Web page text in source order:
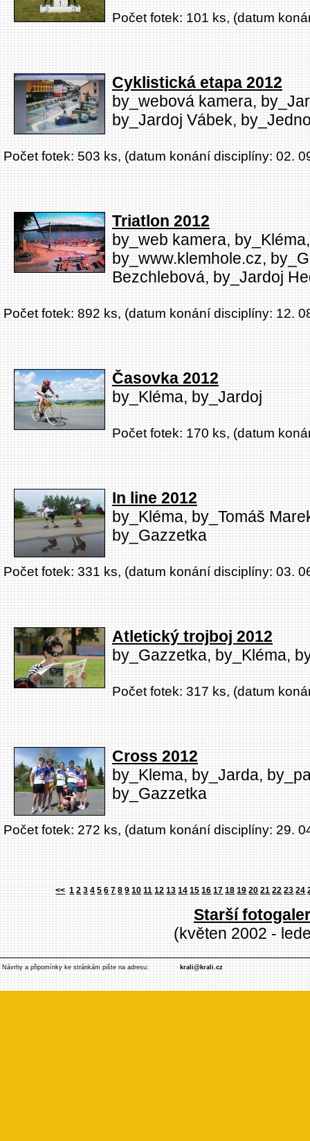
Počet fotek: 101 ks, (datum
Cyklistická etapa 2012
by_webová kamera,
by_Jardoj Vábek,
Počet fotek: 503 ks, (datum konání disciplíny: 02.
Triatlon 2012
by_web kamera,
by_www.klemhole.cz,
Bezchlebová, by_Jardoj
Počet fotek: 892 ks, (datum konání disciplíny: 12.
Časovka 2012
by_Kléma, by_Jardoj
Počet fotek: 170 ks, (datum
In line 2012
by_Kléma, by_Tomáš
by_Gazzetka
Počet fotek: 331 ks, (datum konání disciplíny: 03.
Atletický trojboj 2012
by_Gazzetka, by_Kléma,
Počet fotek: 317 ks, (datum
Cross 2012
by_Klema, by_Jarda,
by_Gazzetka
Počet fotek: 272 ks, (datum konání disciplíny: 29.
<< 1 2 3 4 5 6 7 8 9 10 11 12 13 14 15 16 17 18 19 20 21 22 23 24
Starší
(květen 2002 -
Návrhy a připomínky ke stránkám pište na adresu: krali@krali.cz